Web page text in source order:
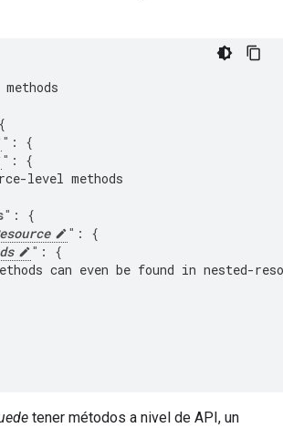
{
" :
{
" :
{
level methods
" :
{
" :
{
" :
{
can even be found in nested-
tener métodos a nivel de API, un